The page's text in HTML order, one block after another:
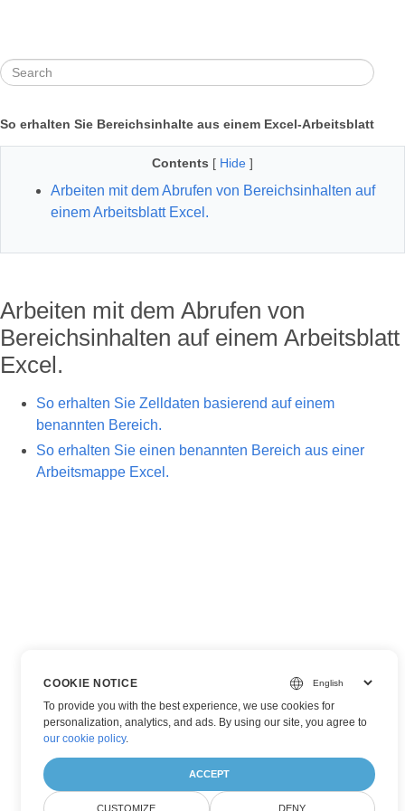
So erhalten Sie Bereichsinhalte aus einem Excel-Arbeitsblatt
Contents [ Hide ]
Arbeiten mit dem Abrufen von Bereichsinhalten auf
einem Arbeitsblatt Excel.
Arbeiten mit dem Abrufen von
Bereichsinhalten auf einem Arbeitsblatt
Excel.
So erhalten Sie Zelldaten basierend auf einem
benannten Bereich.
So erhalten Sie einen benannten Bereich aus einer
Arbeitsmappe Excel.
COOKIE NOTICE
To provide you with the best experience, we use cookies for
personalization, analytics, and ads. By using our site, you agree to
our cookie policy.
ACCEPT
CUSTOMIZE DENY